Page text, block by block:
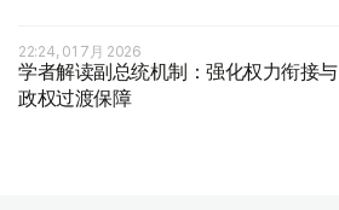
22:24, 01 7月 2026
学者解读副总统机制：强化权力衔接与
政权过渡保障